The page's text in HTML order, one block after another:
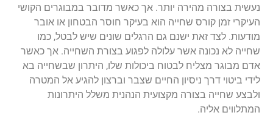
נעשית בצורה מהירה יותר. אך כאשר מדובר במבוגרים הקושי
העיקרי זמן קורס שחייה הוא בעיקר חוסר הבטחון או אובר
מודעות. לצד זאת ישנם גם הרגלים שונים שיש לבטל, כמו
שחייה לא נכונה אשר עלולה לפגוע בצורת השחייה. אך כאשר
אדם מבוגר מצליח לבטוח ביכולות שלו, היתרון שבשחייה בא
לידי ביטוי דרך ניסיון החיים שצבר וברצון להגיע אל המטרה
ולבצע שחייה בצורה מקצועית הנהנית משלל היתרונות
המתלווים אליה.